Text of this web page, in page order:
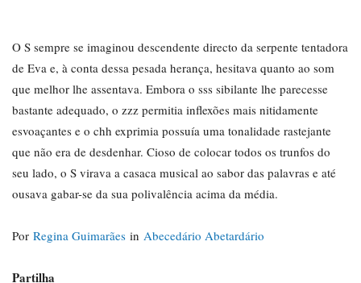
O S sempre se imaginou descendente directo da serpente tentadora
de Eva e, à conta dessa pesada herança, hesitava quanto ao som
que melhor lhe assentava. Embora o sss sibilante lhe parecesse
bastante adequado, o zzz permitia inflexões mais nitidamente
esvoaçantes e o chh exprimia possuía uma tonalidade rastejante
que não era de desdenhar. Cioso de colocar todos os trunfos do
seu lado, o S virava a casaca musical ao sabor das palavras e até
ousava gabar-se da sua polivalência acima da média.
Por Regina Guimarães in Abecedário Abetardário
Partilha